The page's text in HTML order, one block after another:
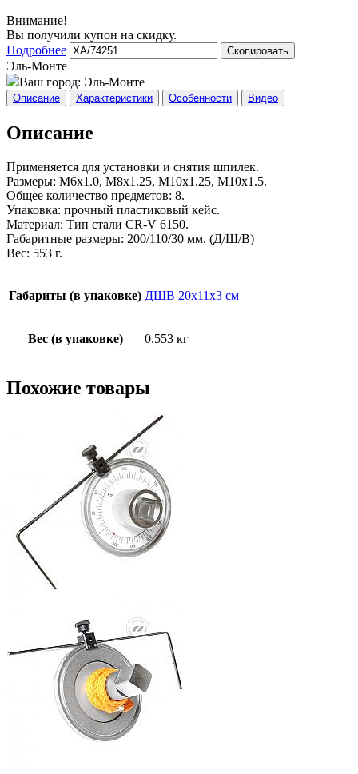
Внимание!
Вы получили купон на скидку.
Подробнее
Скопировать
Эль-Монте
Ваш город: Эль-Монте
Описание Характеристики Особенности Видео
Описание
Применяется для установки и снятия шпилек.
Размеры: М6х1.0, М8х1.25, М10х1.25, М10х1.5.
Общее количество предметов: 8.
Упаковка: прочный пластиковый кейс.
Материал: Тип стали CR-V 6150.
Габаритные размеры: 200/110/30 мм. (Д/Ш/В)
Вес: 553 г.
Габариты (в упаковке) ДШВ 20х11х3 см
Вес (в упаковке) 0.553 кг
Похожие товары